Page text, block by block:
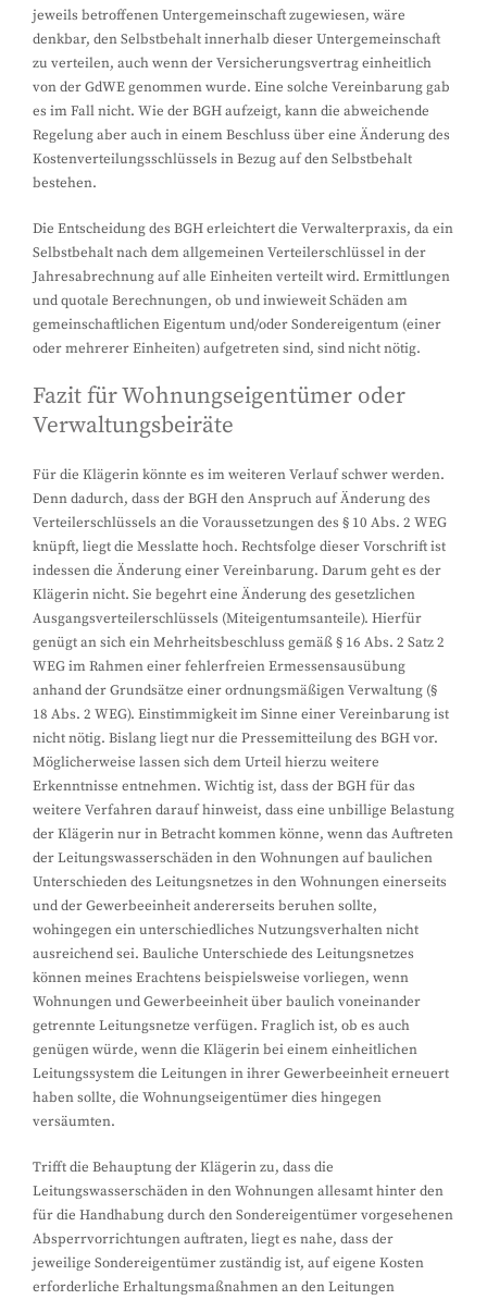
jeweils betroffenen Untergemeinschaft zugewiesen, wäre
denkbar, den Selbstbehalt innerhalb dieser Untergemeinschaft
zu verteilen, auch wenn der Versicherungsvertrag einheitlich
von der GdWE genommen wurde. Eine solche Vereinbarung gab
es im Fall nicht. Wie der BGH aufzeigt, kann die abweichende
Regelung aber auch in einem Beschluss über eine Änderung des
Kostenverteilungsschlüssels in Bezug auf den Selbstbehalt
bestehen.
Die Entscheidung des BGH erleichtert die Verwalterpraxis, da ein
Selbstbehalt nach dem allgemeinen Verteilerschlüssel in der
Jahresabrechnung auf alle Einheiten verteilt wird. Ermittlungen
und quotale Berechnungen, ob und inwieweit Schäden am
gemeinschaftlichen Eigentum und/oder Sondereigentum (einer
oder mehrerer Einheiten) aufgetreten sind, sind nicht nötig.
Fazit für Wohnungseigentümer oder
Verwaltungsbeiräte
Für die Klägerin könnte es im weiteren Verlauf schwer werden.
Denn dadurch, dass der BGH den Anspruch auf Änderung des
Verteilerschlüssels an die Voraussetzungen des § 10 Abs. 2 WEG
knüpft, liegt die Messlatte hoch. Rechtsfolge dieser Vorschrift ist
indessen die Änderung einer Vereinbarung. Darum geht es der
Klägerin nicht. Sie begehrt eine Änderung des gesetzlichen
Ausgangsverteilerschlüssels (Miteigentumsanteile). Hierfür
genügt an sich ein Mehrheitsbeschluss gemäß § 16 Abs. 2 Satz 2
WEG im Rahmen einer fehlerfreien Ermessensausübung
anhand der Grundsätze einer ordnungsmäßigen Verwaltung (§
18 Abs. 2 WEG). Einstimmigkeit im Sinne einer Vereinbarung ist
nicht nötig. Bislang liegt nur die Pressemitteilung des BGH vor.
Möglicherweise lassen sich dem Urteil hierzu weitere
Erkenntnisse entnehmen. Wichtig ist, dass der BGH für das
weitere Verfahren darauf hinweist, dass eine unbillige Belastung
der Klägerin nur in Betracht kommen könne, wenn das Auftreten
der Leitungswasserschäden in den Wohnungen auf baulichen
Unterschieden des Leitungsnetzes in den Wohnungen einerseits
und der Gewerbeeinheit andererseits beruhen sollte,
wohingegen ein unterschiedliches Nutzungsverhalten nicht
ausreichend sei. Bauliche Unterschiede des Leitungsnetzes
können meines Erachtens beispielsweise vorliegen, wenn
Wohnungen und Gewerbeeinheit über baulich voneinander
getrennte Leitungsnetze verfügen. Fraglich ist, ob es auch
genügen würde, wenn die Klägerin bei einem einheitlichen
Leitungssystem die Leitungen in ihrer Gewerbeeinheit erneuert
haben sollte, die Wohnungseigentümer dies hingegen
versäumten.
Trifft die Behauptung der Klägerin zu, dass die
Leitungswasserschäden in den Wohnungen allesamt hinter den
für die Handhabung durch den Sondereigentümer vorgesehenen
Absperrvorrichtungen auftraten, liegt es nahe, dass der
jeweilige Sondereigentümer zuständig ist, auf eigene Kosten
erforderliche Erhaltungsmaßnahmen an den Leitungen